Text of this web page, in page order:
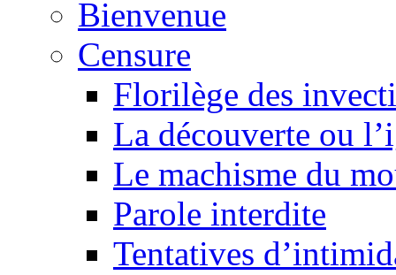
Bienvenue
Censure
Florilège des
La découverte ou
Le machisme du
Parole interdite
Tentatives